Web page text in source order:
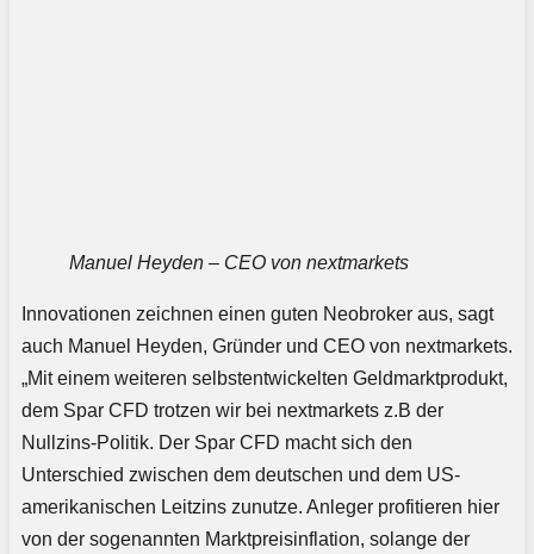
Manuel Heyden – CEO von nextmarkets
Innovationen zeichnen einen guten Neobroker aus, sagt
auch Manuel Heyden, Gründer und CEO von nextmarkets.
„Mit einem weiteren selbstentwickelten Geldmarktprodukt,
dem Spar CFD trotzen wir bei nextmarkets z.B der
Nullzins-Politik. Der Spar CFD macht sich den
Unterschied zwischen dem deutschen und dem US-
amerikanischen Leitzins zunutze. Anleger profitieren hier
von der sogenannten Marktpreisinflation, solange der